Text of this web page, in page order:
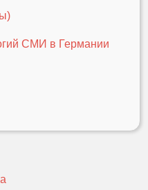
СМИ в Германии